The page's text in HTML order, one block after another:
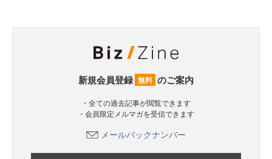
新規会員登録 無料 のご案内
・全ての過去記事が閲覧できます
・会員限定メルマガを受信できます
メールバックナンバー